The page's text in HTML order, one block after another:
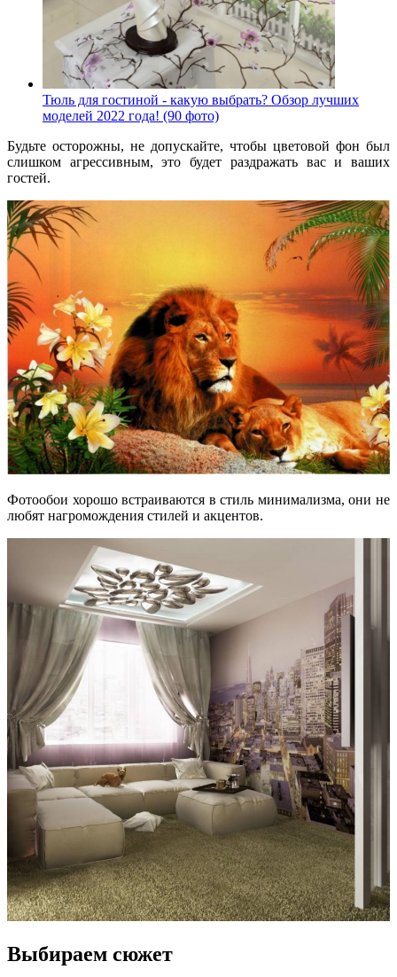
Тюль для гостиной - какую выбрать? Обзор лучших
моделей 2022 года! (90 фото)
Будьте осторожны, не допускайте, чтобы цветовой фон был
слишком агрессивным, это будет раздражать вас и ваших
гостей.
Фотообои хорошо встраиваются в стиль минимализма, они не
любят нагромождения стилей и акцентов.
Выбираем сюжет